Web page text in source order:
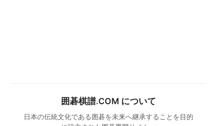
囲碁棋譜.COM について
日本の伝統文化である囲碁を未来へ継承することを目的